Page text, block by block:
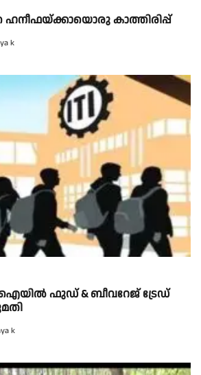
ഹനീഫയ്ക്കായൊരു കാത്തിരിപ്പ്
k
ഫുഡ് & ബീവറേജ് ട്രേഡ്
k